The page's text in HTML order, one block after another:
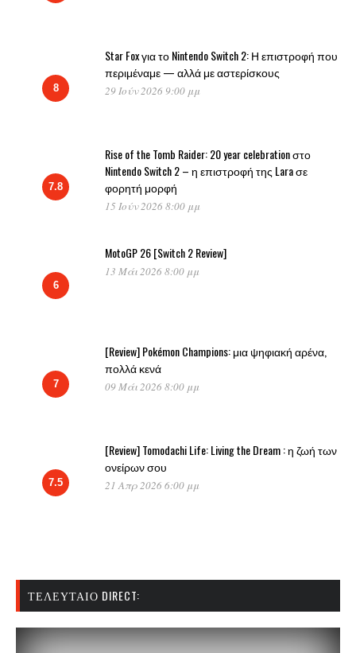
8
Star Fox για το Nintendo Switch 2: Η επιστροφή που
περιμέναμε — αλλά με αστερίσκους
29 Ιούν 2026 9:00 μμ
7.8
Rise of the Tomb Raider: 20 year celebration στο
Nintendo Switch 2 – η επιστροφή της Lara σε
φορητή μορφή
15 Ιούν 2026 8:00 μμ
6
MotoGP 26 [Switch 2 Review]
13 Μάι 2026 8:00 μμ
7
[Review] Pokémon Champions: μια ψηφιακή αρένα,
πολλά κενά
09 Μάι 2026 8:00 μμ
7.5
[Review] Tomodachi Life: Living the Dream : η ζωή των
ονείρων σου
21 Απρ 2026 6:00 μμ
ΤΕΛΕΥΤΑΊΟ DIRECT: